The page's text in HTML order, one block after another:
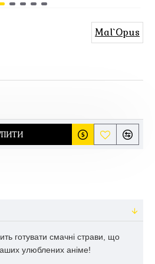
Mal`Opus
готувати смачні страви, що
улюблених аніме!